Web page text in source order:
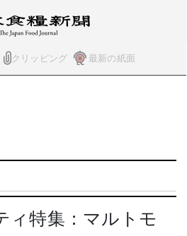
クリッピング 最新の紙面
ィ特集：マルトモ